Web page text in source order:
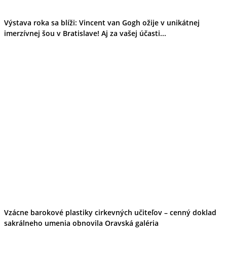
Výstava roka sa blíži: Vincent van Gogh ožije v unikátnej
imerzívnej šou v Bratislave! Aj za vašej účasti...
Vzácne barokové plastiky cirkevných učiteľov – cenný doklad
sakrálneho umenia obnovila Oravská galéria